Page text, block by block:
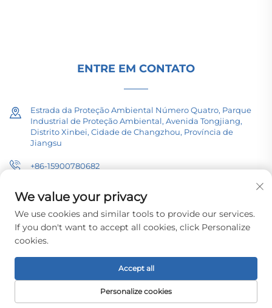
ENTRE EM CONTATO
Estrada da Proteção Ambiental Número Quatro, Parque
Industrial de Proteção Ambiental, Avenida Tongjiang,
Distrito Xinbei, Cidade de Changzhou, Província de
Jiangsu
+86-15900780682
[email protected]
Direitos autorais © 2026 Changzhou Pacific Electric Equipment
(Group) Co., Ltd. Todos os direitos reservados. Política de Privacidade
We value your privacy
We use cookies and similar tools to provide our services.
If you don't want to accept all cookies, click Personalize
cookies.
Personalize cookies
Accept all